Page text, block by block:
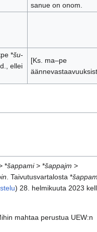
sanue on onom.
*šu-
ellei
[Ks. ma–pe
*šappami> *šappajm >
. Taivutusvartalosta *
) 28. helmikuuta 2023
mahtaa perustua UEW:n